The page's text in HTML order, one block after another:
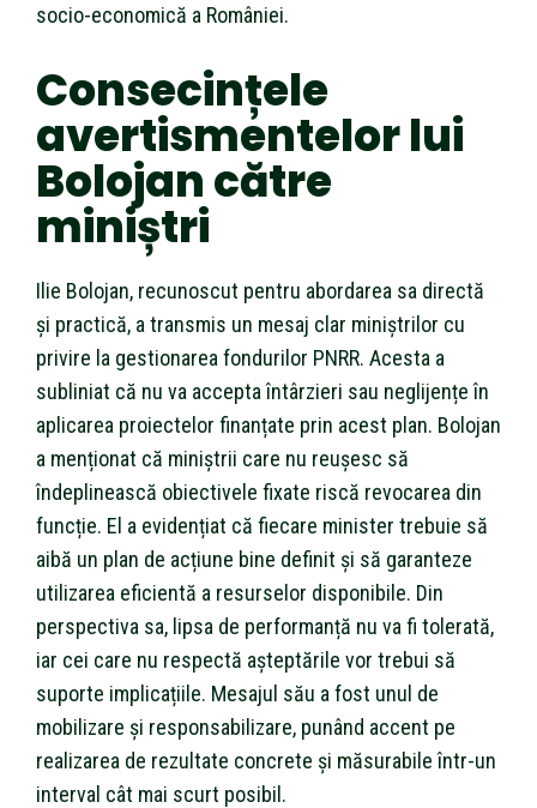
socio-economică a României.
Consecințele
avertismentelor lui
Bolojan către
miniștri
Ilie Bolojan, recunoscut pentru abordarea sa directă
și practică, a transmis un mesaj clar miniștrilor cu
privire la gestionarea fondurilor PNRR. Acesta a
subliniat că nu va accepta întârzieri sau neglijențe în
aplicarea proiectelor finanțate prin acest plan. Bolojan
a menționat că miniștrii care nu reușesc să
îndeplinească obiectivele fixate riscă revocarea din
funcție. El a evidențiat că fiecare minister trebuie să
aibă un plan de acțiune bine definit și să garanteze
utilizarea eficientă a resurselor disponibile. Din
perspectiva sa, lipsa de performanță nu va fi tolerată,
iar cei care nu respectă așteptările vor trebui să
suporte implicațiile. Mesajul său a fost unul de
mobilizare și responsabilizare, punând accent pe
realizarea de rezultate concrete și măsurabile într-un
interval cât mai scurt posibil.